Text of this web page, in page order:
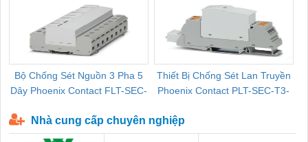
Bộ Chống Sét Nguồn 3 Pha 5
Dây Phoenix Contact FLT-SEC-
Thiết Bị Chống Sét Lan Truyền
Phoenix Contact PLT-SEC-T3-
Nhà cung cấp chuyên nghiệp